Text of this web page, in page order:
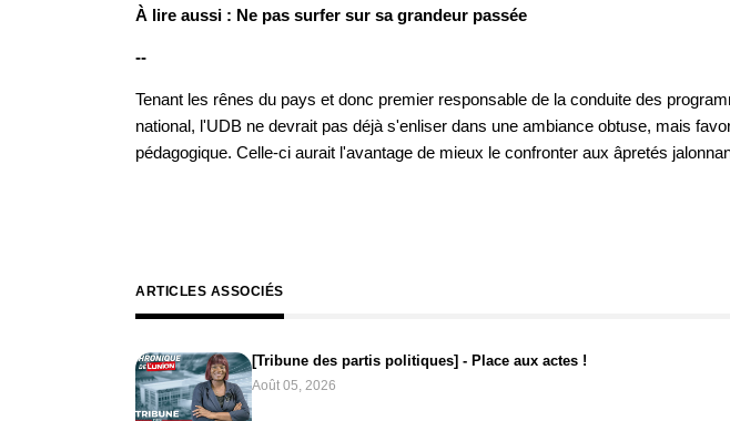
À lire aussi : Ne pas surfer sur sa grandeur passée
--
Tenant les rênes du pays et donc premier responsable de la conduite des
national, l'UDB ne devrait pas déjà s'enliser dans une ambiance obtuse, mais
pédagogique. Celle-ci aurait l'avantage de mieux le confronter aux âpretés
ARTICLES ASSOCIÉS
[Tribune des partis politiques] - Place aux actes !
Août 05, 2026